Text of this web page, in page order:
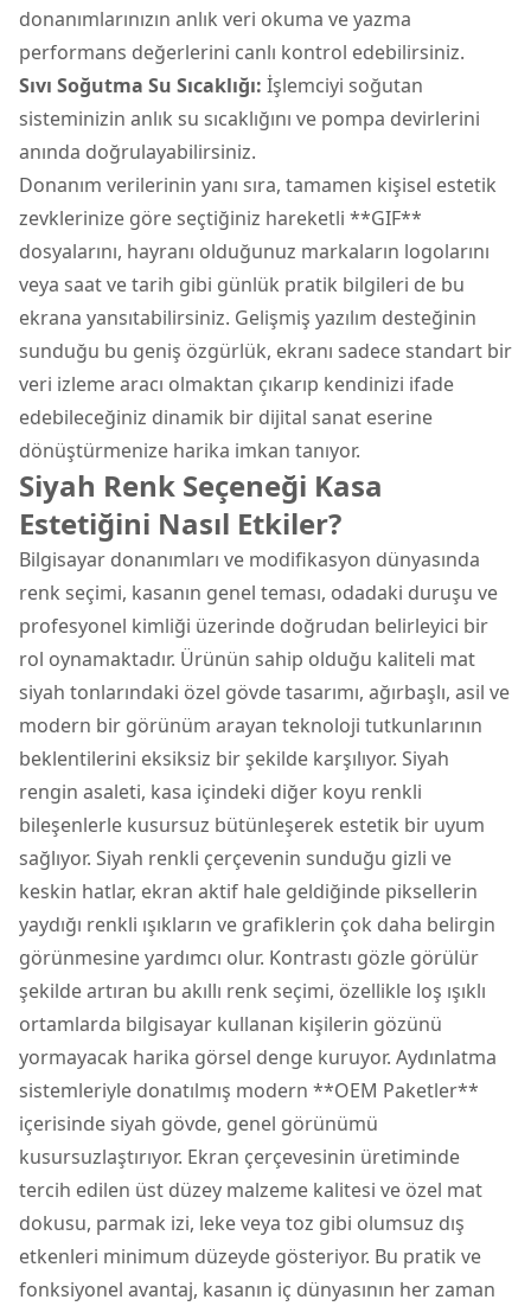
donanımlarınızın anlık veri okuma ve yazma
performans değerlerini canlı kontrol edebilirsiniz.
Sıvı Soğutma Su Sıcaklığı: İşlemciyi soğutan
sisteminizin anlık su sıcaklığını ve pompa devirlerini
anında doğrulayabilirsiniz.
Donanım verilerinin yanı sıra, tamamen kişisel estetik
zevklerinize göre seçtiğiniz hareketli **GIF**
dosyalarını, hayranı olduğunuz markaların logolarını
veya saat ve tarih gibi günlük pratik bilgileri de bu
ekrana yansıtabilirsiniz. Gelişmiş yazılım desteğinin
sunduğu bu geniş özgürlük, ekranı sadece standart bir
veri izleme aracı olmaktan çıkarıp kendinizi ifade
edebileceğiniz dinamik bir dijital sanat eserine
dönüştürmenize harika imkan tanıyor.
Siyah Renk Seçeneği Kasa
Estetiğini Nasıl Etkiler?
Bilgisayar donanımları ve modifikasyon dünyasında
renk seçimi, kasanın genel teması, odadaki duruşu ve
profesyonel kimliği üzerinde doğrudan belirleyici bir
rol oynamaktadır. Ürünün sahip olduğu kaliteli mat
siyah tonlarındaki özel gövde tasarımı, ağırbaşlı, asil ve
modern bir görünüm arayan teknoloji tutkunlarının
beklentilerini eksiksiz bir şekilde karşılıyor. Siyah
rengin asaleti, kasa içindeki diğer koyu renkli
bileşenlerle kusursuz bütünleşerek estetik bir uyum
sağlıyor. Siyah renkli çerçevenin sunduğu gizli ve
keskin hatlar, ekran aktif hale geldiğinde piksellerin
yaydığı renkli ışıkların ve grafiklerin çok daha belirgin
görünmesine yardımcı olur. Kontrastı gözle görülür
şekilde artıran bu akıllı renk seçimi, özellikle loş ışıklı
ortamlarda bilgisayar kullanan kişilerin gözünü
yormayacak harika görsel denge kuruyor. Aydınlatma
sistemleriyle donatılmış modern **OEM Paketler**
içerisinde siyah gövde, genel görünümü
kusursuzlaştırıyor. Ekran çerçevesinin üretiminde
tercih edilen üst düzey malzeme kalitesi ve özel mat
dokusu, parmak izi, leke veya toz gibi olumsuz dış
etkenleri minimum düzeyde gösteriyor. Bu pratik ve
fonksiyonel avantaj, kasanın iç dünyasının her zaman